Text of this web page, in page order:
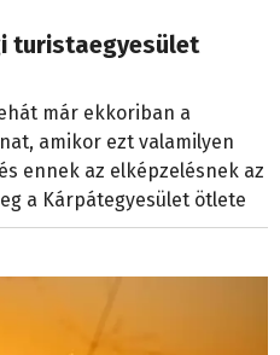
turistaegyesület
már ekkoriban a
amikor ezt valamilyen
ennek az elképzelésnek az
a Kárpátegyesület ötlete